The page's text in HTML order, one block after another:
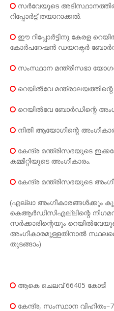
സർവേയുടെ
റിപ്പോർട്ട് തയാറാക്കൽ.
ഈ റിപ്പോർട്ടിനു കേരള
കോർപറേഷൻ ഡയറക്ടർ
സംസ്ഥാന മന്ത്രിസഭാ
റെയിൽവേ
റെയിൽവേ ബോർഡിന്റെ
നിതി ആയോഗിന്റെ
കേന്ദ്ര മന്ത്രിസഭയുടെ
കമ്മിറ്റിയുടെ അംഗീകാരം.
കേന്ദ്ര മന്ത്രിസഭയുടെ
(എല്ലാ അംഗീകാരങ്ങൾക്കും
കെആർഡിസിഎല്ലിന്റെ
സർക്കാരിന്റെയും
അംഗീകാരമുള്ളതിനാൽ
തുടങ്ങാം)
ആകെ ചെലവ് 66405 കോടി
കേന്ദ്ര, സംസ്ഥാന